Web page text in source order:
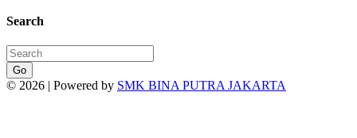
Search
Go
© 2026 | Powered by SMK BINA PUTRA JAKARTA